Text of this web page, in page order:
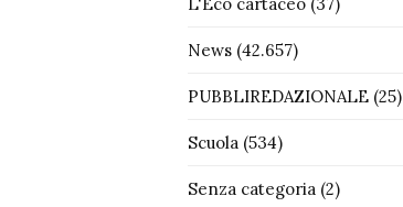
News(42.657)
PUBBLIREDAZIONALE(25)
Scuola(534)
Senza categoria(2)